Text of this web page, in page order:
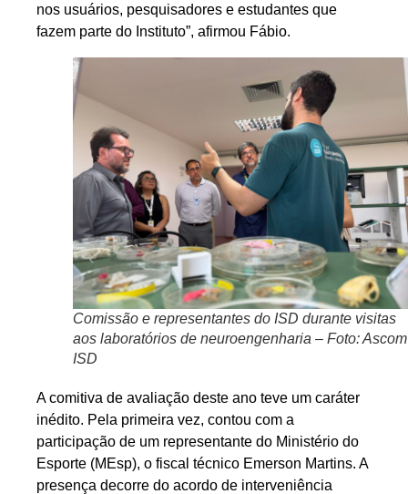
nos usuários, pesquisadores e estudantes que
fazem parte do Instituto”, afirmou Fábio.
Comissão e representantes do ISD durante visitas
aos laboratórios de neuroengenharia – Foto: Ascom
ISD
A comitiva de avaliação deste ano teve um caráter
inédito. Pela primeira vez, contou com a
participação de um representante do Ministério do
Esporte (MEsp), o fiscal técnico Emerson Martins. A
presença decorre do acordo de interveniência